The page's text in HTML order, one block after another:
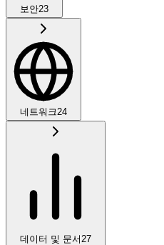
보안23
네트워크24
데이터 및 문서27